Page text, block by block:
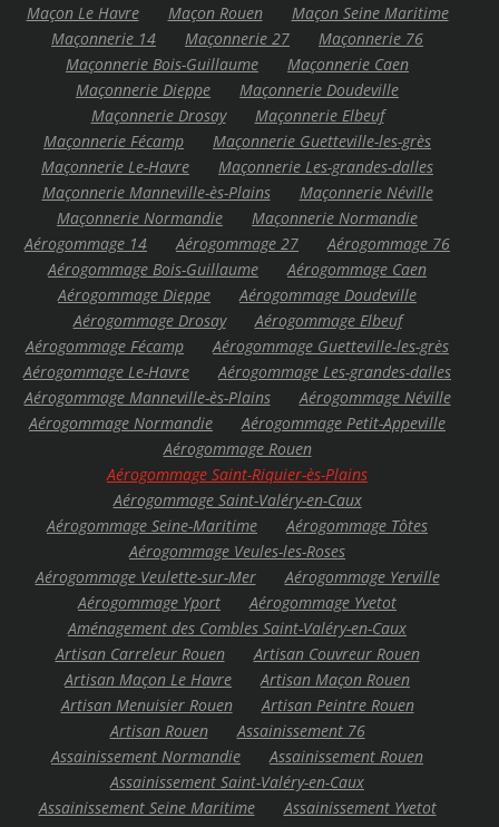
Maçon Le Havre
Maçon Rouen
Maçon Seine Maritime
Maçonnerie 14
Maçonnerie 27
Maçonnerie 76
Maçonnerie Bois-Guillaume
Maçonnerie Caen
Maçonnerie Dieppe
Maçonnerie Doudeville
Maçonnerie Drosay
Maçonnerie Elbeuf
Maçonnerie Fécamp
Maçonnerie Guetteville-les-grès
Maçonnerie Le-Havre
Maçonnerie Les-grandes-dalles
Maçonnerie Manneville-ès-Plains
Maçonnerie Néville
Maçonnerie Normandie
Maçonnerie Normandie
Aérogommage 14
Aérogommage 27
Aérogommage 76
Aérogommage Bois-Guillaume
Aérogommage Caen
Aérogommage Dieppe
Aérogommage Doudeville
Aérogommage Drosay
Aérogommage Elbeuf
Aérogommage Fécamp
Aérogommage Guetteville-les-grès
Aérogommage Le-Havre
Aérogommage Les-grandes-dalles
Aérogommage Manneville-ès-Plains
Aérogommage Néville
Aérogommage Normandie
Aérogommage Petit-Appeville
Aérogommage Rouen
Aérogommage Saint-Riquier-ès-Plains
Aérogommage Saint-Valéry-en-Caux
Aérogommage Seine-Maritime
Aérogommage Tôtes
Aérogommage Veules-les-Roses
Aérogommage Veulette-sur-Mer
Aérogommage Yerville
Aérogommage Yport
Aérogommage Yvetot
Aménagement des Combles Saint-Valéry-en-Caux
Artisan Carreleur Rouen
Artisan Couvreur Rouen
Artisan Maçon Le Havre
Artisan Maçon Rouen
Artisan Menuisier Rouen
Artisan Peintre Rouen
Artisan Rouen
Assainissement 76
Assainissement Normandie
Assainissement Rouen
Assainissement Saint-Valéry-en-Caux
Assainissement Seine Maritime
Assainissement Yvetot